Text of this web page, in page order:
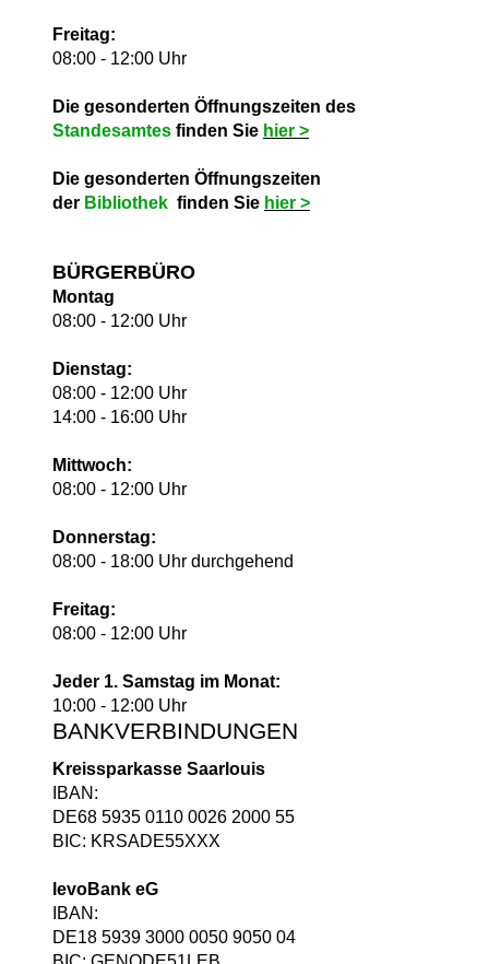
Freitag:
08:00 - 12:00 Uhr
Die gesonderten Öffnungszeiten des
Standesamtes finden Sie hier >
Die gesonderten Öffnungszeiten
der Bibliothek finden Sie hier >
BÜRGERBÜRO
Montag
08:00 - 12:00 Uhr
Dienstag:
08:00 - 12:00 Uhr
14:00 - 16:00 Uhr
Mittwoch:
08:00 - 12:00 Uhr
Donnerstag:
08:00 - 18:00 Uhr durchgehend
Freitag:
08:00 - 12:00 Uhr
Jeder 1. Samstag im Monat:
10:00 - 12:00 Uhr
BANKVERBINDUNGEN
Kreissparkasse Saarlouis
IBAN:
DE68 5935 0110 0026 2000 55
BIC: KRSADE55XXX
levoBank eG
IBAN:
DE18 5939 3000 0050 9050 04